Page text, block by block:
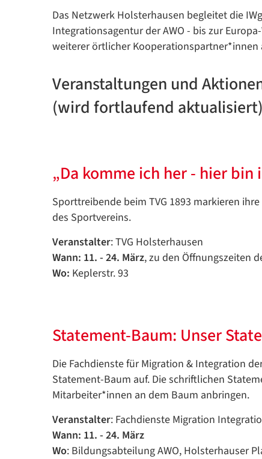
Das Netzwerk Holsterhausen begleitet die
Integrationsagentur der AWO - bis zur
weiterer örtlicher Kooperationspartner*innen
Veranstaltungen und
(wird fortlaufend
„Da komme ich her - hier bin
Sporttreibende beim TVG 1893 markieren
des Sportvereins.
Veranstalter: TVG Holsterhausen
Wann: 11. - 24. März, zu den Öffnungszeiten
Wo: Keplerstr. 93
Statement-Baum: Unser
Die Fachdienste für Migration & Integration
Statement-Baum auf. Die schriftlichen
Mitarbeiter*innen an dem Baum anbringen.
Veranstalter: Fachdienste Migration
Wann: 11. - 24. März
Wo: Bildungsabteilung AWO, Holsterhauser